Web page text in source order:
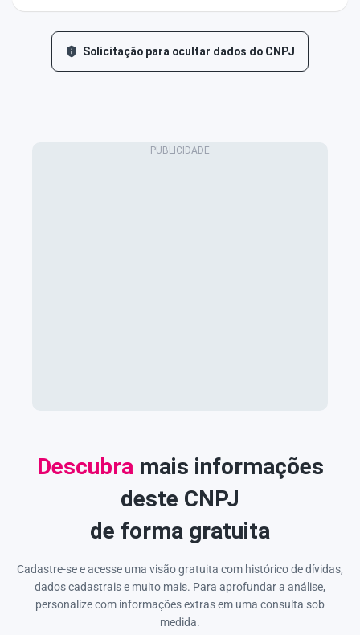
Solicitação para ocultar dados do CNPJ
Descubra mais informações
deste CNPJ
de forma gratuita
Cadastre-se e acesse uma visão gratuita com histórico de dívidas,
dados cadastrais e muito mais. Para aprofundar a análise,
personalize com informações extras em uma consulta sob
medida.